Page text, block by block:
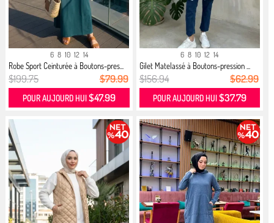
6 8 10 12 14
Robe Sport Ceinturée à Boutons-pres...
$199.75 $79.99
POUR AUJOURD HUI $47.99
6 8 10 12 14
Gilet Matelassé à Boutons-pression ...
$156.94 $62.99
POUR AUJOURD HUI $37.79